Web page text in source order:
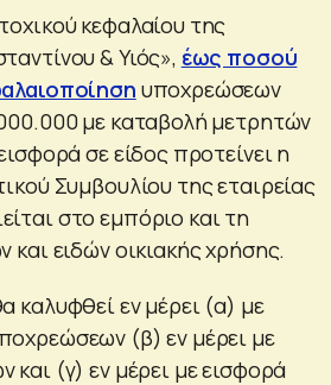
κεφαλαίου της
& Υιός», έως ποσού
υποχρεώσεων
με καταβολή μετρητών
σε είδος προτείνει η
Συμβουλίου της εταιρείας
στο εμπόριο και τη
και ειδών οικιακής χρήσης.
καλυφθεί εν μέρει (α) με
(β) εν μέρει με
και (γ) εν μέρει με εισφορά